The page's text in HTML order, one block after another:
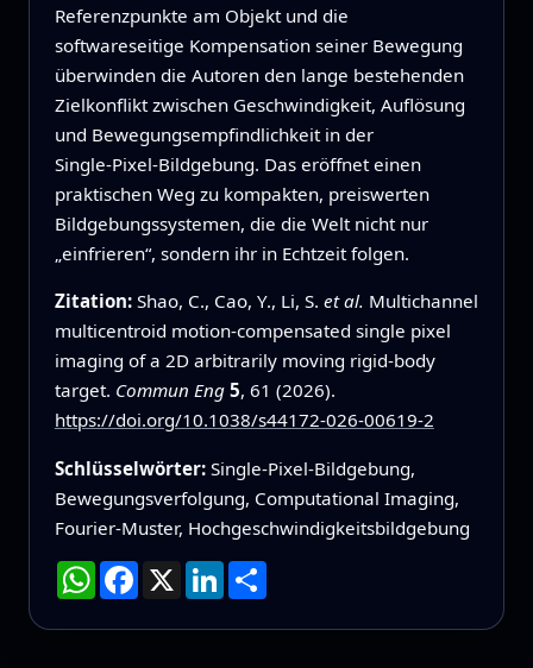
Referenzpunkte am Objekt und die
softwareseitige Kompensation seiner Bewegung
überwinden die Autoren den lange bestehenden
Zielkonflikt zwischen Geschwindigkeit, Auflösung
und Bewegungsempfindlichkeit in der
Single‑Pixel‑Bildgebung. Das eröffnet einen
praktischen Weg zu kompakten, preiswerten
Bildgebungssystemen, die die Welt nicht nur
„einfrieren“, sondern ihr in Echtzeit folgen.
Zitation: Shao, C., Cao, Y., Li, S. et al. Multichannel
multicentroid motion-compensated single pixel
imaging of a 2D arbitrarily moving rigid-body
target. Commun Eng 5, 61 (2026).
https://doi.org/10.1038/s44172-026-00619-2
Schlüsselwörter: Single‑Pixel‑Bildgebung,
Bewegungsverfolgung, Computational Imaging,
Fourier‑Muster, Hochgeschwindigkeitsbildgebung
WhatsApp
Facebook
X LinkedInTeilen